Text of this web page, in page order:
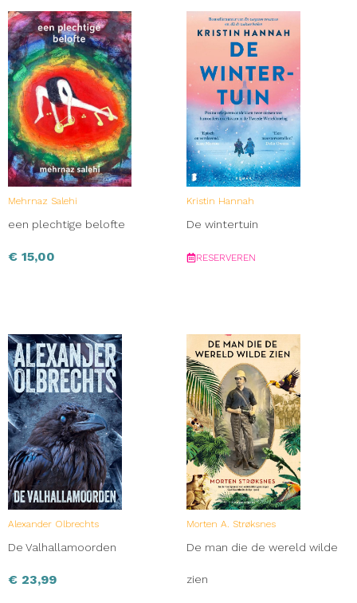
Mehrnaz Salehi
een plechtige belofte
€ 15,00
Kristin Hannah
De wintertuin
RESERVEREN
Alexander Olbrechts
De Valhallamoorden
€ 23,99
Morten A. Strøksnes
De man die de wereld wilde
zien